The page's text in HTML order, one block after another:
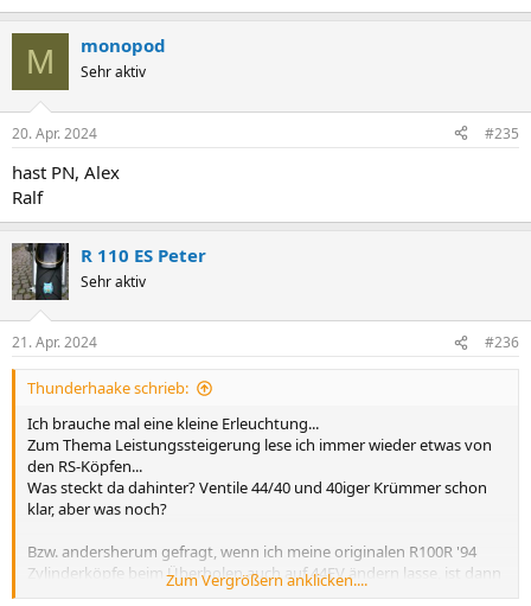
M monopod
Sehr aktiv
20. Apr. 2024 #235
hast PN, Alex
Ralf
R 110 ES Peter
Sehr aktiv
21. Apr. 2024 #236
Thunderhaake schrieb:
Ich brauche mal eine kleine Erleuchtung...
Zum Thema Leistungssteigerung lese ich immer wieder etwas von
den RS-Köpfen...
Was steckt da dahinter? Ventile 44/40 und 40iger Krümmer schon
klar, aber was noch?
Bzw. andersherum gefragt, wenn ich meine originalen R100R '94
Zylinderköpfe beim Überholen auch auf 44EV ändern lasse, ist dann
abgesehen vom Krümmerdurchmesser noch etwas anders zu den
Zum Vergrößern anklicken....